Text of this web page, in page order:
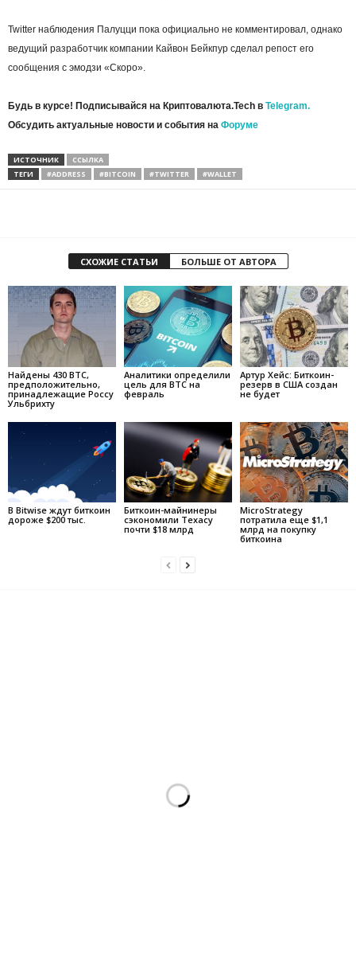
Twitter наблюдения Палуцци пока официально не комментировал, однако
ведущий разработчик компании Кайвон Бейкпур сделал репост его
сообщения с эмодзи «Скоро».
Будь в курсе! Подписывайся на Криптовалюта.Tech в Telegram.
Обсудить актуальные новости и события на Форуме
ИСТОЧНИК
ССЫЛКА
ТЕГИ
#ADDRESS #BITCOIN #TWITTER #WALLET
СХОЖИЕ СТАТЬИ БОЛЬШЕ ОТ АВТОРА
Найдены 430 BTC,
предположительно,
принадлежащие Россу
Ульбрихту
Аналитики определили
цель для BTC на
февраль
Артур Хейс: Биткоин-
резерв в США создан
не будет
В Bitwise ждут биткоин
дороже $200 тыс.
Биткоин-майнинеры
сэкономили Техасу
почти $18 млрд
MicroStrategy
потратила еще $1,1
млрд на покупку
биткоина